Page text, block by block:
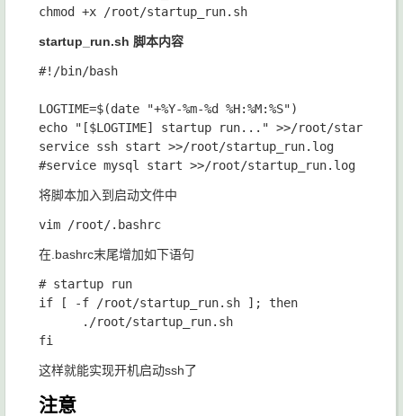
startup_run.sh 脚本内容
#!/bin/bash
LOGTIME=$(date
"+%Y-%m-%d %H:%M:%S")
echo
"[$LOGTIME] startup run..." >>/root/
service ssh start >>
将脚本加入到启动文件中
在 .bashrc末尾增加如下语句
if [ -f /root/startup_run.sh ]; then
      .
/root/startup_run.sh
这样就能实现开机启动ssh了
注意